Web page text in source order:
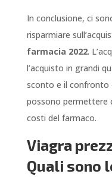
In conclusione, ci
risparmiare
farmacia 2022.
l’acquisto in grandi
sconto e il confronto
possono permettere
costi del farmaco.
Viagra
Quali sono